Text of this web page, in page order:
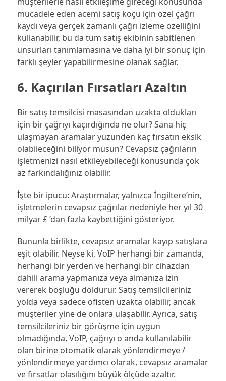
mücadele eden acemi satış koçu için özel çağrı
kaydı veya gerçek zamanlı çağrı izleme özelliğini
kullanabilir, bu da tüm satış ekibinin sabitlenen
unsurları tanımlamasına ve daha iyi bir sonuç için
farklı şeyler yapabilirmesine olanak sağlar.
6. Kaçırılan Fırsatları Azaltın
Bir satış temsilcisi masasından uzakta oldukları
için bir çağrıyı kaçırdığında ne olur? Sana hiç
ulaşmayan aramalar yüzünden kaç fırsatın eksik
olabileceğini biliyor musun? Cevapsız çağrıların
işletmenizi nasıl etkileyebileceği konusunda çok
az farkındalığınız olabilir.
İşte bir ipucu: Araştırmalar, yalnızca İngiltere’nin,
işletmelerin cevapsız çağrılar nedeniyle her yıl 30
milyar £ ‘dan fazla kaybettiğini gösteriyor.
Bununla birlikte, cevapsız aramalar kayıp satışlara
eşit olabilir. Neyse ki, VoIP herhangi bir zamanda,
herhangi bir yerden ve herhangi bir cihazdan
dahili arama yapmanıza veya almanıza izin
vererek boşluğu doldurur. Satış temsilcileriniz
yolda veya sadece ofisten uzakta olabilir, ancak
müşteriler yine de onlara ulaşabilir. Ayrıca, satış
temsilcileriniz bir görüşme için uygun
olmadığında, VoIP, çağrıyı o anda kullanılabilir
olan birine otomatik olarak yönlendirmeye /
yönlendirmeye yardımcı olarak, cevapsız aramalar
ve fırsatlar olasılığını büyük ölçüde azaltır.